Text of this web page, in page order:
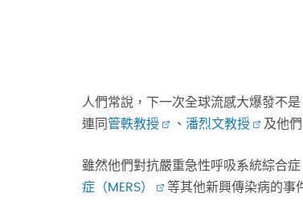
人們常說，下一次全球流感大爆發不
連同 管軼教授 、 潘烈文教授 及他
雖然他們對抗嚴重急性呼吸系統綜合
症（MERS）
等其他新興傳染病的事